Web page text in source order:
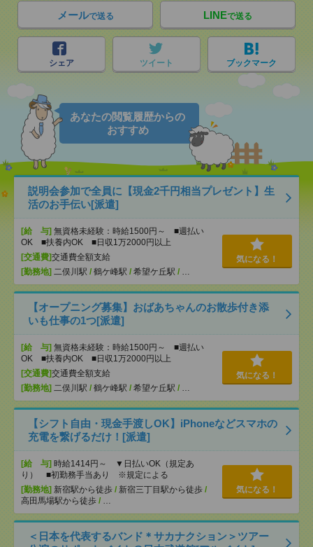
メールで送る LINEで送る
シェア ツイート ブックマーク
あなたの閲覧履歴からの
おすすめ
説明会参加で全員に【現金2千円相当プレゼント】生
活のお手伝い[派遣]
[給 与] 無資格未経験：時給1500円～ ■週払い
OK ■扶養内OK ■日収1万2000円以上
[交通費]交通費全額支給
[勤務地] 二俣川駅 / 鶴ケ峰駅 / 希望ケ丘駅 / …
気になる！
【オープニング募集】おばあちゃんのお散歩付き添
いも仕事の1つ[派遣]
[給 与] 無資格未経験：時給1500円～ ■週払い
OK ■扶養内OK ■日収1万2000円以上
[交通費]交通費全額支給
[勤務地] 二俣川駅 / 鶴ケ峰駅 / 希望ケ丘駅 / …
気になる！
【シフト自由・現金手渡しOK】iPhoneなどスマホの
充電を繋げるだけ！[派遣]
[給 与] 時給1414円～ ▼日払いOK（規定あ
り） ■初勤務手当あり ※規定による
[勤務地] 新宿駅から徒歩 / 新宿三丁目駅から徒歩 /
高田馬場駅から徒歩 / …
気になる！
＜日本を代表するバンド＊サカナクション＞ツアー